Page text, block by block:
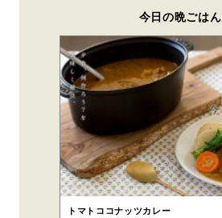
今日の晩ごはん
トマトココナッツカレー